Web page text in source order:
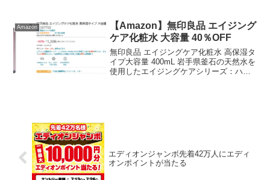
無料で視聴できて、1,010円相...
Amazon
【Amazon】無印良品 エイジング
ケア化粧水 大容量 40％OFF
無印良品 エイジングケア化粧水 高保湿タ
イプ大容量 400mL 岩手県釜石の天然水を
使用したエイジングケアシリーズ：ハリ
エディオンジャンボ先着42万人にエディ
オンポイントが当たる